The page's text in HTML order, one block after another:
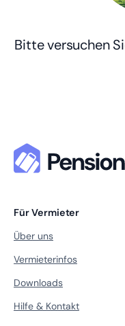
Bitte versuchen
Für Vermieter
Über uns
Vermieterinfos
Downloads
Hilfe & Kontakt